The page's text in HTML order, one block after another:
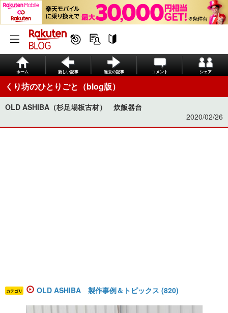
ホーム 新しい記事 過去の記事 コメント シェア
くり坊のひとりごと（blog版）
OLD ASHIBA（杉足場板古材） 炊飯器台
2020/02/26
カテゴリ OLD ASHIBA 製作事例＆トピックス (820)